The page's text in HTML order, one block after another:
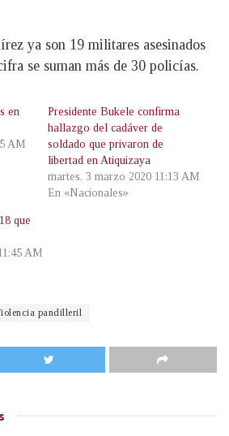
ya son 19 militares asesinados
se suman más de 30 policías.
en
AM
Presidente Bukele confirma
hallazgo del cadáver de
soldado que privaron de
libertad en Atiquizaya
martes, 3 marzo 2020 11:13 AM
En «Nacionales»
que
AM
pandilleril